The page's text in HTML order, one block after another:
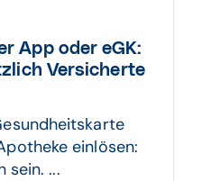
App oder eGK:
Versicherte
einlösen:
sein. ...